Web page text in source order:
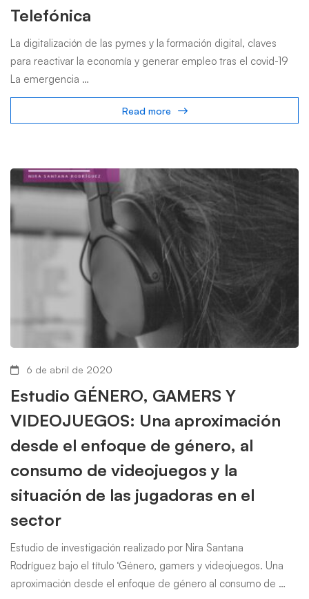
Telefónica
La digitalización de las pymes y la formación digital, claves
para reactivar la economía y generar empleo tras el covid-19
La emergencia …
Read more
6 de abril de 2020
Estudio GÉNERO, GAMERS Y
VIDEOJUEGOS: Una aproximación
desde el enfoque de género, al
consumo de videojuegos y la
situación de las jugadoras en el
sector
Estudio de investigación realizado por Nira Santana
Rodríguez bajo el título ‘Género, gamers y videojuegos. Una
aproximación desde el enfoque de género al consumo de …